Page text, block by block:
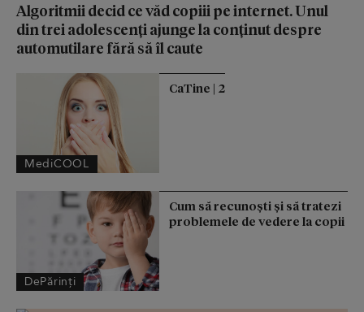
Algoritmii decid ce văd copiii pe internet. Unul
din trei adolescenți ajunge la conținut despre
automutilare fără să îl caute
MediCOOL
CaTine | 2
DePărinți
Cum să recunoști și să tratezi
problemele de vedere la copii